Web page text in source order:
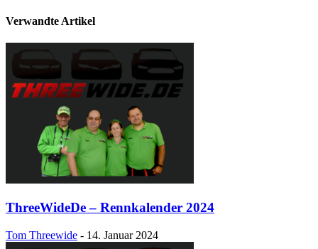
Verwandte Artikel
ThreeWideDe – Rennkalender 2024
Tom Threewide - 14. Januar 2024